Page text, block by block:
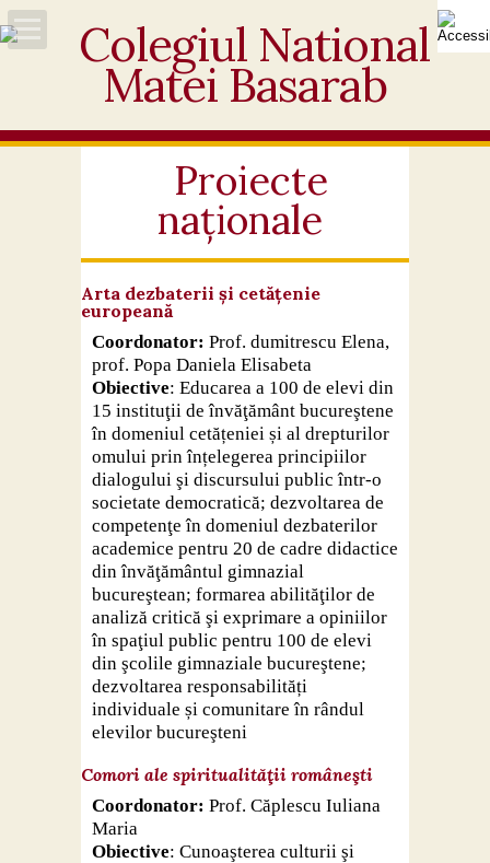
Acasă
Noutăți
Activități educative
Elevi
Ofertă
Contact
Proiecte
naționale
Arta dezbaterii și cetățenie
europeană
Coordonator: Prof. dumitrescu Elena,
prof. Popa Daniela Elisabeta
Obiective: Educarea a 100 de elevi din
15 instituţii de învăţământ bucureştene
în domeniul cetățeniei și al drepturilor
omului prin înțelegerea principiilor
dialogului şi discursului public într-o
societate democratică; dezvoltarea de
competenţe în domeniul dezbaterilor
academice pentru 20 de cadre didactice
din învăţământul gimnazial
bucureştean; formarea abilităţilor de
analiză critică şi exprimare a opiniilor
în spaţiul public pentru 100 de elevi
din şcolile gimnaziale bucureştene;
dezvoltarea responsabilități
individuale și comunitare în rândul
elevilor bucureşteni
Comori ale spiritualităţii româneşti
Coordonator: Prof. Căplescu Iuliana
Maria
Obiective: Cunoaşterea culturii şi